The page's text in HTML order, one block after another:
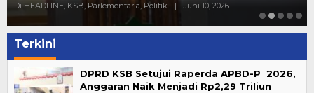
Di HEADLINE, KSB, Parlementaria, Politik | Juni 10, 2026
Terkini
DPRD KSB Setujui Raperda APBD-P 2026,
Anggaran Naik Menjadi Rp2,29 Triliun